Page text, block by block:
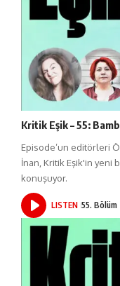
Kritik Eşik – 55:
Episode’un editörleri
İnan, Kritik Eşik'in yeni
konuşuyor.
LISTEN 55. Bölüm